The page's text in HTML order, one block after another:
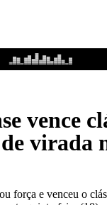
vence
virada
força e venceu o